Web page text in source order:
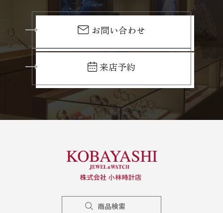
お問い合わせ
来店予約
商品検索